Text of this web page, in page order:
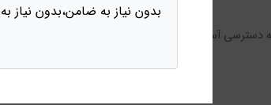
آسان به تمامی پورت‌ها و دکمه‌ها را فراهم می‌کند.
بدون نیاز به ضامن،بدون